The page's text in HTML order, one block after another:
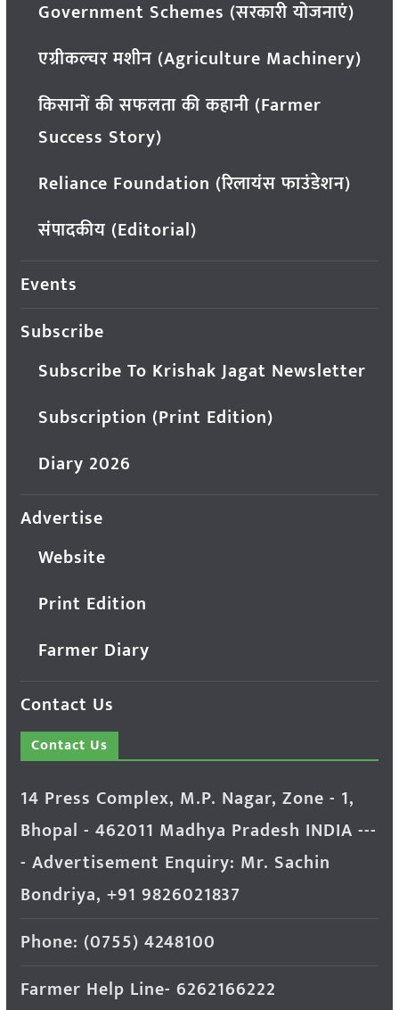
Government Schemes (सरकारी योजनाएं)
एग्रीकल्चर मशीन (Agriculture Machinery)
किसानों की सफलता की कहानी (Farmer
Success Story)
Reliance Foundation (रिलायंस फाउंडेशन)
संपादकीय (Editorial)
Events
Subscribe
Subscribe To Krishak Jagat Newsletter
Subscription (Print Edition)
Diary 2026
Advertise
Website
Print Edition
Farmer Diary
Contact Us
Contact Us
14 Press Complex, M.P. Nagar, Zone - 1,
Bhopal - 462011 Madhya Pradesh INDIA ---
- Advertisement Enquiry: Mr. Sachin
Bondriya, +91 9826021837
Phone: (0755) 4248100
Farmer Help Line- 6262166222